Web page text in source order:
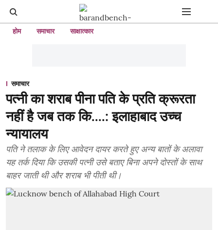
होम समाचार साक्षात्कार
समाचार
पत्नी का शराब पीना पति के प्रति क्रूरता
नहीं है जब तक कि....: इलाहाबाद उच्च
न्यायालय
पति ने तलाक के लिए आवेदन दायर करते हुए अन्य बातों के अलावा
यह तर्क दिया कि उसकी पत्नी उसे बताए बिना अपने दोस्तों के साथ
बाहर जाती थी और शराब भी पीती थी।